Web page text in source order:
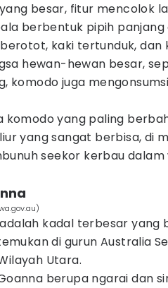
besar, fitur mencolok
berbentuk pipih
kaki tertunduk, dan
hewan-hewan besar,
komodo juga
komodo yang paling
yang sangat berbisa, di
seekor kerbau dalam
kadal terbesar yang
di gurun Australia
Utara.
berupa ngarai dan